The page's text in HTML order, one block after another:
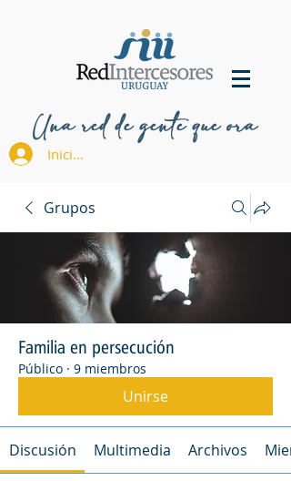
Una red de gente que ora
Iniciar sesión
Grupos
Familia en persecución
Público · 9 miembros
Unirse
Discusión Multimedia Archivos